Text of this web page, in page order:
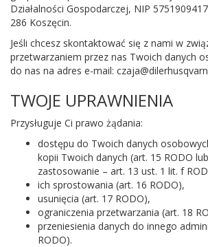
Działalności Gospodarczej, NIP
286 Koszęcin.
Jeśli chcesz skontaktować się z nami w
przetwarzaniem przez nas Twoich danych
do nas na adres e-mail:
TWOJE UPRAWNIENIA
Przysługuje Ci prawo żądania:
dostępu do Twoich danych
kopii Twoich danych (art. 15 RODO
zastosowanie – art. 13 ust. 1 lit. f
ich sprostowania (art. 16 RODO),
usunięcia (art. 17 RODO),
ograniczenia przetwarzania (art. 18
przeniesienia danych do innego
RODO).